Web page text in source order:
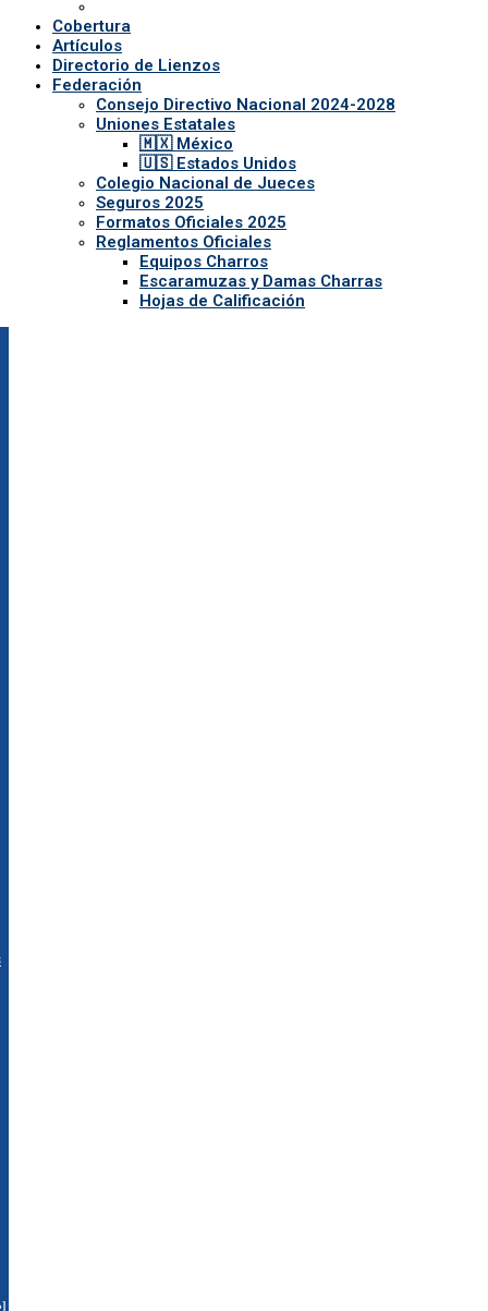
Cobertura
Artículos
Directorio de Lienzos
Federación
Consejo Directivo Nacional 2024-2028
Uniones Estatales
🇲🇽 México
🇺🇸 Estados Unidos
Colegio Nacional de Jueces
Seguros 2025
Formatos Oficiales 2025
Reglamentos Oficiales
Equipos Charros
Escaramuzas y Damas Charras
Hojas de Calificación